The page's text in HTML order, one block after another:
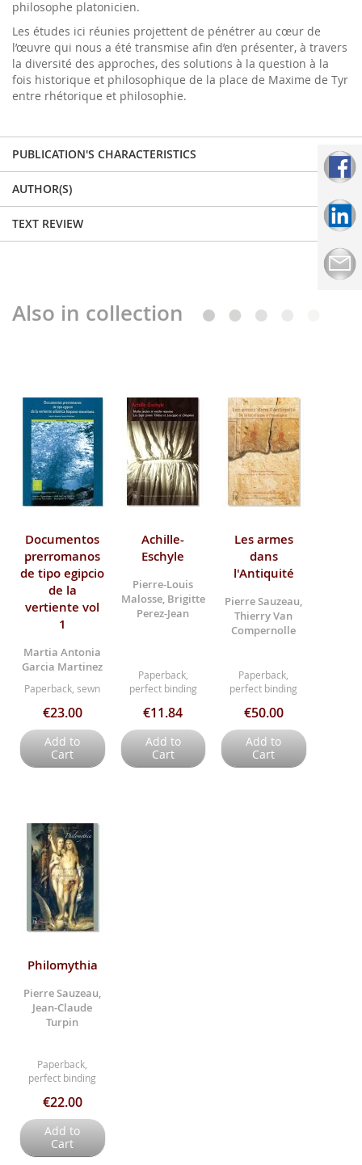
philosophe platonicien.
Les études ici réunies projettent de pénétrer au cœur de
l’œuvre qui nous a été transmise afin d’en présenter, à travers
la diversité des approches, des solutions à la question à la
fois historique et philosophique de la place de Maxime de Tyr
entre rhétorique et philosophie.
PUBLICATION'S CHARACTERISTICS
AUTHOR(S)
TEXT REVIEW
Also in collection
Documentos
prerromanos
de tipo egipcio
de la
vertiente vol
1
Martia Antonia
Garcia Martinez
Paperback, sewn
€23.00
Add to
Cart
Achille-
Eschyle
Pierre-Louis
Malosse, Brigitte
Perez-Jean
Paperback,
perfect binding
€11.84
Add to
Cart
Les armes
dans
l'Antiquité
Pierre Sauzeau,
Thierry Van
Compernolle
Paperback,
perfect binding
€50.00
Add to
Cart
Philomythia
Pierre Sauzeau,
Jean-Claude
Turpin
Paperback,
perfect binding
€22.00
Add to
Cart